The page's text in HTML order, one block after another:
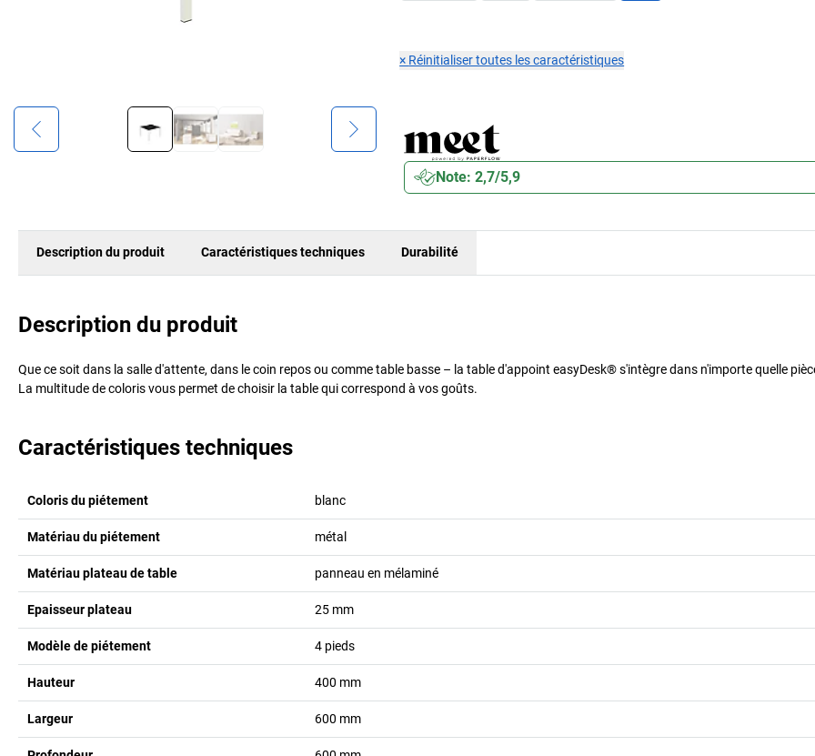
× Réinitialiser toutes les caractéristiques
Note: 2,7/5,9
Description du produit Caractéristiques techniques Durabilité
Description du produit
Que ce soit dans la salle d'attente, dans le coin repos ou comme table basse – la table d'appoint easyDesk® s'intègre dans n'importe quelle
La multitude de coloris vous permet de choisir la table qui correspond à vos goûts.
Caractéristiques techniques
Coloris du piétement blanc
Matériau du piétement métal
Matériau plateau de table panneau en mélaminé
Epaisseur plateau 25 mm
Modèle de piétement 4 pieds
Hauteur 400 mm
Largeur 600 mm